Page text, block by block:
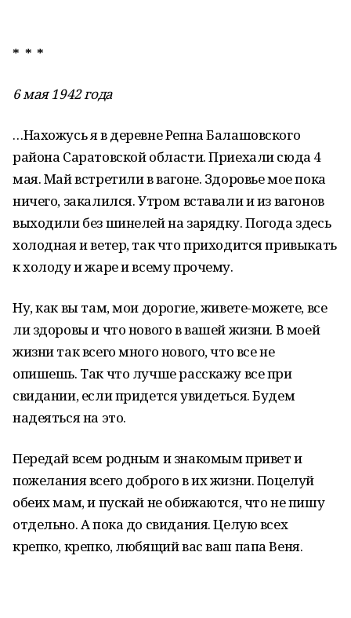
* * *
6 мая 1942 года
…Нахожусь я в деревне Репна Балашовского
района Саратовской области. Приехали сюда 4
мая. Май встретили в вагоне. Здоровье мое пока
ничего, закалился. Утром вставали и из вагонов
выходили без шинелей на зарядку. Погода здесь
холодная и ветер, так что приходится привыкать
к холоду и жаре и всему прочему.
Ну, как вы там, мои дорогие, живете-можете, все
ли здоровы и что нового в вашей жизни. В моей
жизни так всего много нового, что все не
опишешь. Так что лучше расскажу все при
свидании, если придется увидеться. Будем
надеяться на это.
Передай всем родным и знакомым привет и
пожелания всего доброго в их жизни. Поцелуй
обеих мам, и пускай не обижаются, что не пишу
отдельно. А пока до свидания. Целую всех
крепко, крепко, любящий вас ваш папа Веня.